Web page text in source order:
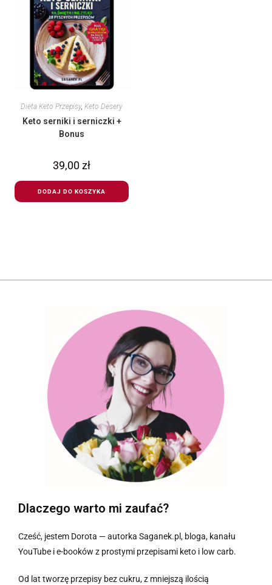
Dieta Keto Przepisy,Keto Desery
Keto serniki i serniczki +
Bonus
39,00zł
DODAJ DO KOSZYKA
Dlaczego warto mi zaufać?
Cześć, jestem Dorota — autorka Saganek.pl, bloga, kanału
YouTube i e-booków z prostymi przepisami keto i low carb.
Od lat tworzę przepisy bez cukru, z mniejszą ilością